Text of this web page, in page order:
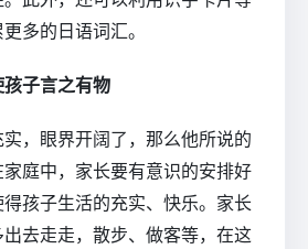
多的日语词汇。
子言之有物
，眼界开阔了，那么他所说的
庭中，家长要有意识的安排好
孩子生活的充实、快乐。家长
去走走，散步、做客等，在这